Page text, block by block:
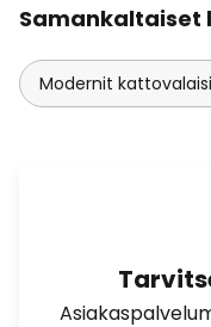
Samankaltaiset
Modernit